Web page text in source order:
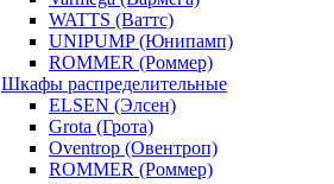
WATTS (Ваттс)
UNIPUMP (Юнипамп)
ROMMER (Роммер)
Шкафы распределительные
ELSEN (Элсен)
Grota (Грота)
Oventrop (Овентроп)
ROMMER (Роммер)